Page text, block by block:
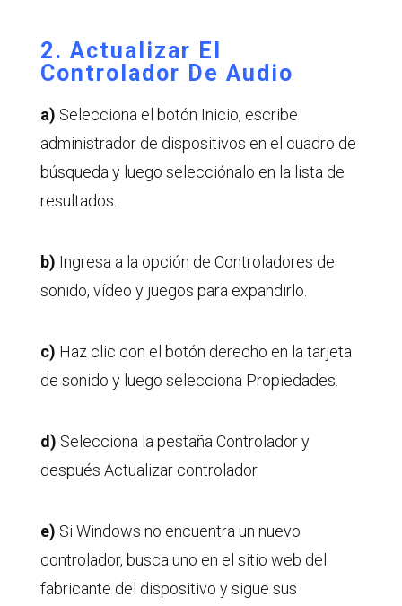
2. Actualizar El
Controlador De Audio
a) Selecciona el botón Inicio, escribe
administrador de dispositivos en el cuadro de
búsqueda y luego selecciónalo en la lista de
resultados.
b) Ingresa a la opción de Controladores de
sonido, vídeo y juegos para expandirlo.
c) Haz clic con el botón derecho en la tarjeta
de sonido y luego selecciona Propiedades.
d) Selecciona la pestaña Controlador y
después Actualizar controlador.
e) Si Windows no encuentra un nuevo
controlador, busca uno en el sitio web del
fabricante del dispositivo y sigue sus